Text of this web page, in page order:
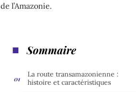
de l’Amazonie.
Sommaire
La route transamazonienne :
histoire et caractéristiques